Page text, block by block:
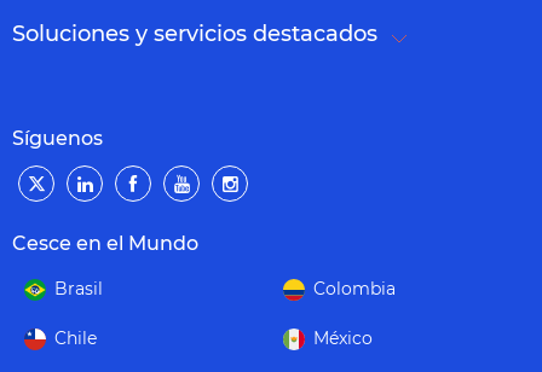
Soluciones y servicios destacados
Síguenos
Cesce en el Mundo
Brasil Colombia
Chile México